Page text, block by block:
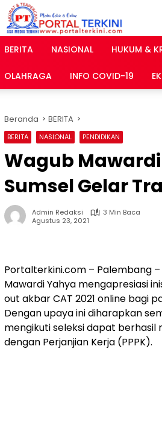
BERITA
NASIONAL HUKUM &
OLAHRAGA INFO COVID-19
Beranda BERITA
BERITA NASIONAL PENDIDIKAN
Wagub Mawardi
Sumsel Gelar
Admin Redaksi
3 Min Baca
Agustus 23, 2021
Portalterkini.com – Palembang
Mawardi Yahya mengapresiasi
out akbar CAT 2021 online bagi
Dengan upaya ini diharapkan
mengikuti seleksi dapat berhasil
dengan Perjanjian Kerja (PPPK).